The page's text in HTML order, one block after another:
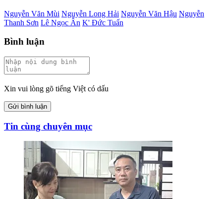
Nguyễn Văn Mùi Nguyễn Long Hải Nguyễn Văn Hậu Nguyễn
Thanh Sơn Lê Ngọc Ân K' Đức Tuấn
Bình luận
Xin vui lòng gõ tiếng Việt có dấu
Gửi bình luận
Tin cùng chuyên mục